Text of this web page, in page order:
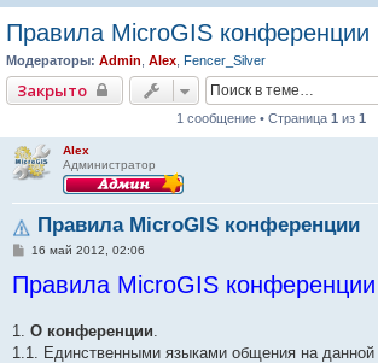
Правила MicroGIS конференции
Модераторы: Admin Alex Fencer_Silver
Закрыто
1 сообщение • Страница 1 из 1
Alex
Администратор
Правила MicroGIS конференции
С
о
б
н
и
16 май 2012, 02:06
Правила MicroGIS конференции
1. О конференции
1.1. Единственными языками общения на